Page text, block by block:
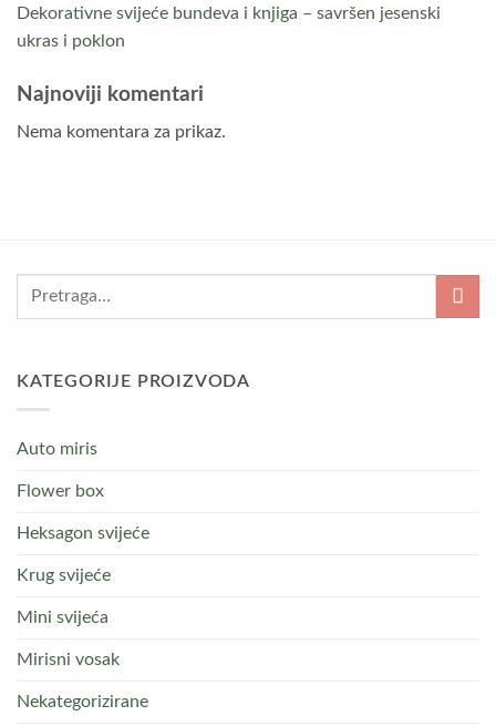
Dekorativne svijeće bundeva i knjiga – savršen jesenski
ukras i poklon
Najnoviji komentari
Nema komentara za prikaz.
KATEGORIJE PROIZVODA
Auto miris
Flower box
Heksagon svijeće
Krug svijeće
Mini svijeća
Mirisni vosak
Nekategorizirane